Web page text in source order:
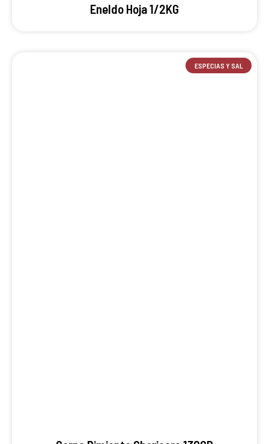
Eneldo Hoja 1/2KG
ESPECIAS Y SAL